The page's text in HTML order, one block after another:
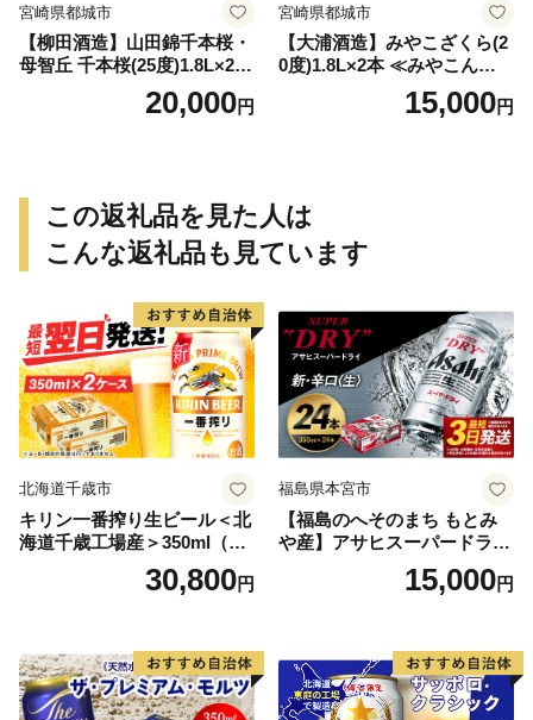
宮崎県都城市
【柳田酒造】山田錦千本桜・
母智丘 千本桜(25度)1.8L×2本
≪みやこんじょ特急便≫_AC
20,000円
宮崎県都城市
【大浦酒造】みやこざくら(2
0度)1.8L×2本 ≪みやこんじょ
特急便≫_MJ-077115,000円
この返礼品を見た人は
こんな返礼品も見ています
北海道千歳市
キリン一番搾り生ビール＜北
海道千歳工場産＞350ml（24
30,800円
福島県本宮市
【福島のへそのまち もとみ
や産】アサヒスーパードライ
350ml×24本 合計8.4L 1ケー
ス アルコール度数5% 缶ビー
口 送料無料 カメイ 本宮市
【07214-0206】
15,000円